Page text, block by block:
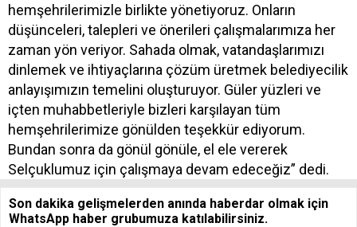
hemşehrilerimizle birlikte yönetiyoruz. Onların
düşünceleri, talepleri ve önerileri çalışmalarımıza her
zaman yön veriyor. Sahada olmak, vatandaşlarımızı
dinlemek ve ihtiyaçlarına çözüm üretmek belediyecilik
anlayışımızın temelini oluşturuyor. Güler yüzleri ve
içten muhabbetleriyle bizleri karşılayan tüm
hemşehrilerimize gönülden teşekkür ediyorum.
Bundan sonra da gönül gönüle, el ele vererek
Selçuklumuz için çalışmaya devam edeceğiz” dedi.
Son dakika gelişmelerden anında haberdar olmak için
WhatsApp haber grubumuza katılabilirsiniz.